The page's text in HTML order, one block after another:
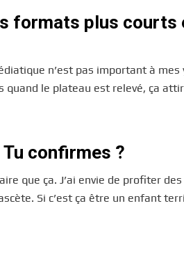
formats plus courts
n’est pas important à mes
quand le plateau est relevé, ça
confirmes ?
que ça. J’ai envie de profiter
Si c’est ça être un enfant